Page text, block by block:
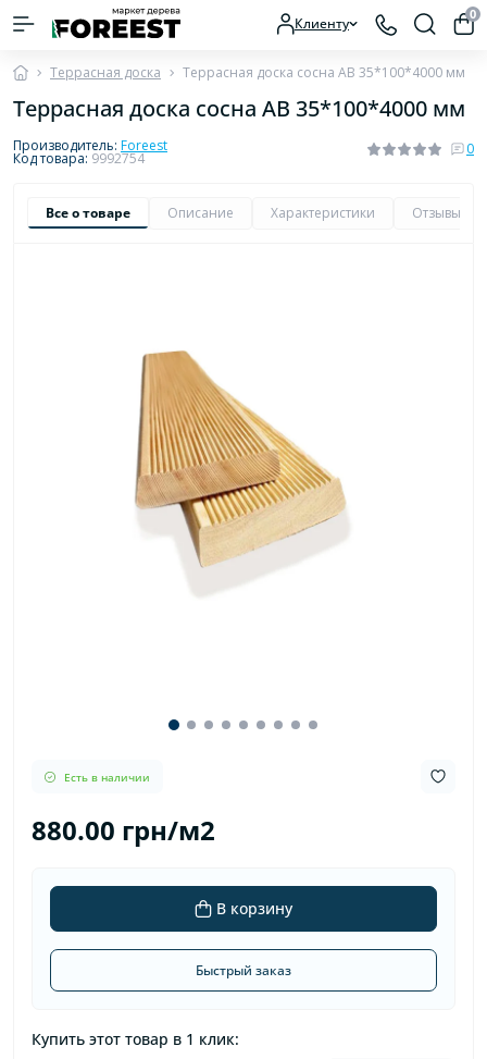
Клиенту 0
Террасная доска Террасная доска сосна AB 35*100*4000 мм
Террасная доска сосна AB 35*100*4000 мм
Производитель: Foreest
Код товара: 9992754
0
Все о товаре Описание Характеристики Отзывы
Есть в наличии
880.00 грн/м2
В корзину
Быстрый заказ
Купить этот товар в 1 клик: